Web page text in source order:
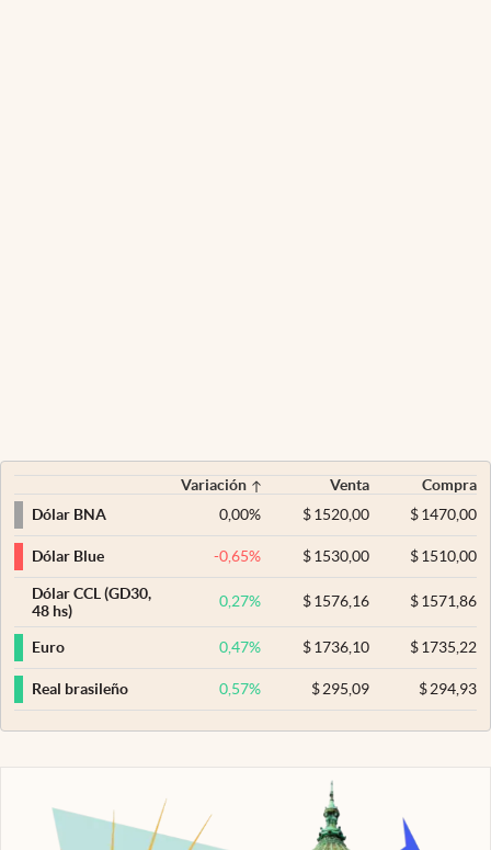
Variación Venta
Compra
Dólar BNA
0,00% $ 1520,00 $1470,00
Dólar Blue -0,65% $ 1530,00 $1510,00
Dólar CCL (GD30,
48 hs)
0,27% $ 1576,16 $1571,86
Euro 0,47% $ 1736,10 $1735,22
Real brasileño 0,57% $ 295,09 $294,93